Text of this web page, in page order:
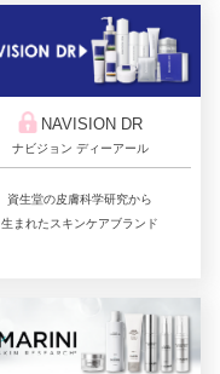
NAVISION DR
ナビジョン ディーアール
資生堂の皮膚科学研究から
生まれたスキンケアブランド